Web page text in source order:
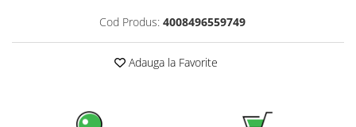
Cod Produs: 4008496559749
Adauga la Favorite